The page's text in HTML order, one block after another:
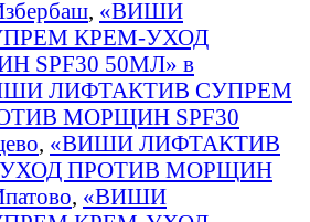
, «ВИШИ
КРЕМ-УХОД
SPF30 50МЛ» в
ЛИФТАКТИВ СУПРЕМ
МОРЩИН SPF30
, «ВИШИ ЛИФТАКТИВ
ПРОТИВ МОРЩИН
, «ВИШИ